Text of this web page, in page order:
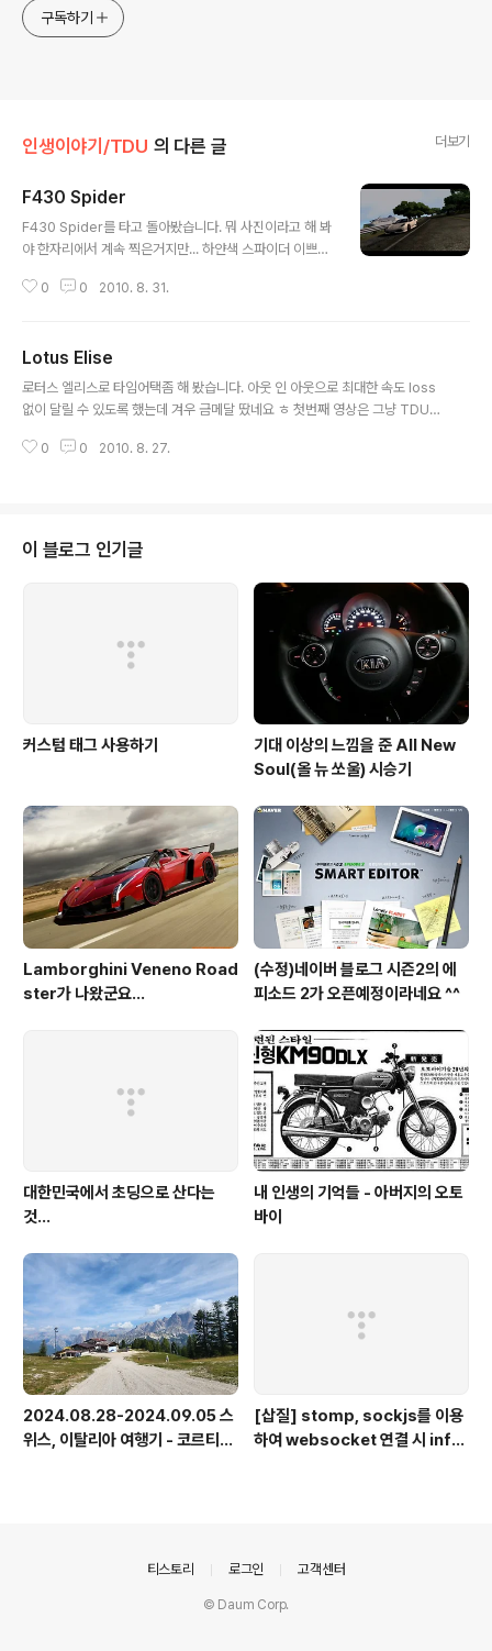
구독하기
인생이야기/TDU 의 다른 글 더보기
F430 Spider
F430 Spider를 타고 돌아봤습니다. 뭐 사진이라고 해 봐
야 한자리에서 계속 찍은거지만... 하얀색 스파이더 이쁘네
0 0 2010. 8. 31.
Lotus Elise
로터스 엘리스로 타임어택좀 해 봤습니다. 아웃 인 아웃으로 최대한 속도 loss
없이 달릴 수 있도록 했는데 겨우 금메달 땄네요 ㅎ 첫번째 영상은 그냥 TDU에
모습으로 찍어서 전체적인 주행 라인이 보일 수 있도록 해 봤습니다. TDU에서
0 0 2010. 8. 27.
이 블로그 인기글
커스텀 태그 사용하기
기대 이상의 느낌을 준 All New
Soul(올 뉴 쏘울) 시승기
Lamborghini Veneno Road
ster가 나왔군요...
(수정)네이버 블로그 시즌2의 에
피소드 2가 오픈예정이라네요 ^^
대한민국에서 초딩으로 산다는
것...
내 인생의 기억들 - 아버지의 오토
바이
2024.08.28-2024.09.05 스
위스, 이탈리아 여행기 - 코르티나
[삽질] stomp, sockjs를 이용
하여 websocket 연결 시 info
티스토리 로그인 고객센터
© Daum Corp.